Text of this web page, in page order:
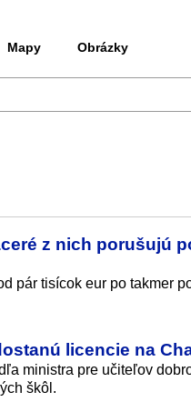
Mapy Obrázky
z nich porušujú
pár tisícok eur po takmer
licencie na
ministra pre učiteľov
škôl.